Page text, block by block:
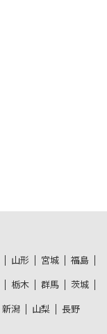
山形 宮城 福島
栃木 群馬 茨城
新潟 山梨
長野